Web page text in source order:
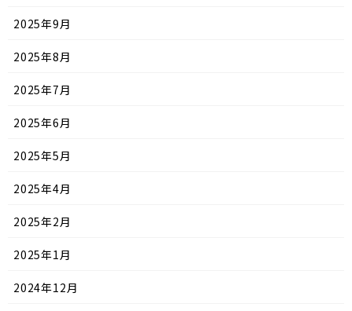
2025年9月
2025年8月
2025年7月
2025年6月
2025年5月
2025年4月
2025年2月
2025年1月
2024年12月